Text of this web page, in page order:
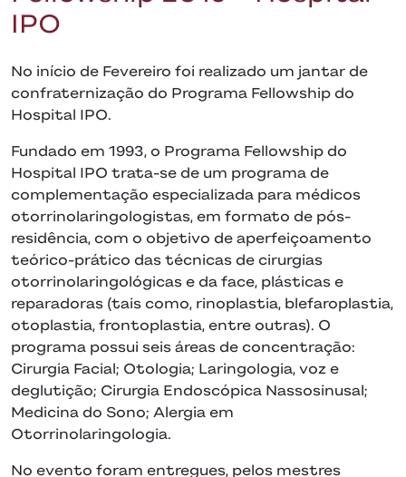
IPO
No início de Fevereiro foi realizado um jantar de
confraternização do Programa Fellowship do
Hospital IPO.
Fundado em 1993, o Programa Fellowship do
Hospital IPO trata-se de um programa de
complementação especializada para médicos
otorrinolaringologistas, em formato de pós-
residência, com o objetivo de aperfeiçoamento
teórico-prático das técnicas de cirurgias
otorrinolaringológicas e da face, plásticas e
reparadoras (tais como, rinoplastia, blefaroplastia,
otoplastia, frontoplastia, entre outras). O
programa possui seis áreas de concentração:
Cirurgia Facial; Otologia; Laringologia, voz e
deglutição; Cirurgia Endoscópica Nassosinusal;
Medicina do Sono; Alergia em
Otorrinolaringologia.
No evento foram entregues, pelos mestres